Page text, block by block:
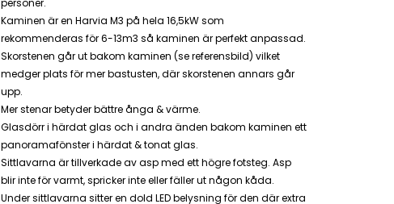
personer.
Kaminen är en Harvia M3 på hela 16,5kW som
rekommenderas för 6-13m3 så kaminen är perfekt anpassad.
Skorstenen går ut bakom kaminen (se referensbild) vilket
medger plats för mer bastusten, där skorstenen annars går
upp.
Mer stenar betyder bättre ånga & värme.
Glasdörr i härdat glas och i andra änden bakom kaminen ett
panoramafönster i härdat & tonat glas.
Sittlavarna ärtillverkade av asp med ett högre fotsteg. Asp
blir inte för varmt, spricker inte eller fäller ut någon kåda.
Under sittlavarna sitter en dold LED belysning för den där extra